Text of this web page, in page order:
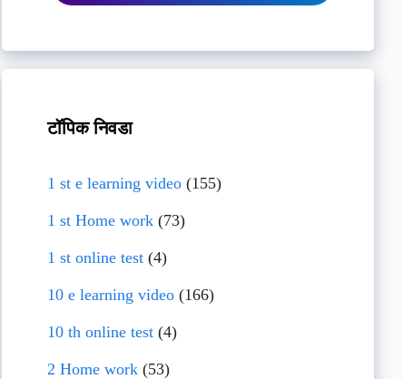
टॉपिक निवडा
1 st e learning video (155)
1 st Home work (73)
1 st online test (4)
10 e learning video (166)
10 th online test (4)
2 Home work (53)